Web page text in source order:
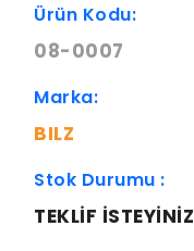
Ürün Kodu:
08-0007
Marka:
BILZ
Stok Durumu :
TEKLIF ISTEYINIZ